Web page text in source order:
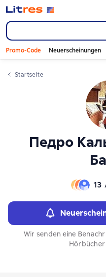
Promo-Code Neuerscheinungen
Startseite
Педро
13
Wir senden eine
Слайдер с книгами
Слайдер с книгами